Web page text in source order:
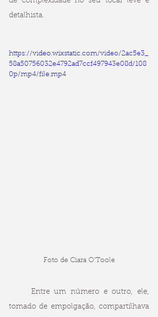
detalhista.
https://video.wixstatic.com/video/2ac5e3_
58a50756032e4792ad7ccf497943e08d/108
0p/mp4/file.mp4
Foto de Ciara O’Toole
tomado de empolgação, compartilhava